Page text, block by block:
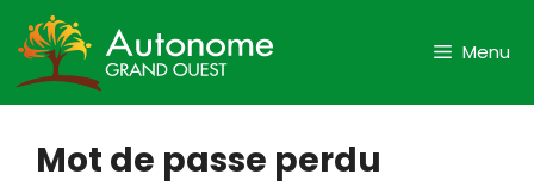
au
contenu
Menu
Mot de passe perdu